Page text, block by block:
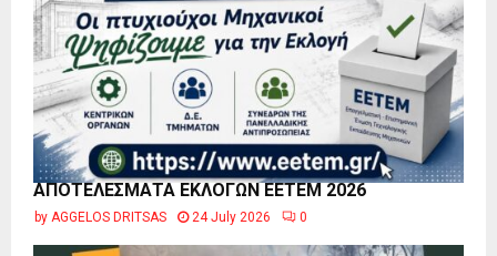
ΑΠΟΤΕΛΕΣΜΑΤΑ ΕΚΛΟΓΩΝ ΕΕΤΕΜ 2026
by AGGELOS DRITSAS 24 July 2026 0